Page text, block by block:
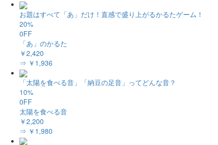
お題はすべて「あ」だけ！直感で盛り上がるかるたゲーム！
20%
0FF
「あ」のかるた
￥2,420
⇒ ￥1,936
「太陽を食べる音」「納豆の足音」ってどんな音？
10%
0FF
太陽を食べる音
￥2,200
⇒ ￥1,980